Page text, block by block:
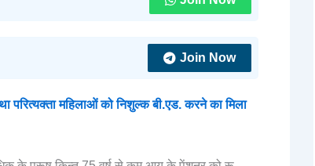
Join Now
महिलाओं को निशुल्क बी.एड. करने का मिला